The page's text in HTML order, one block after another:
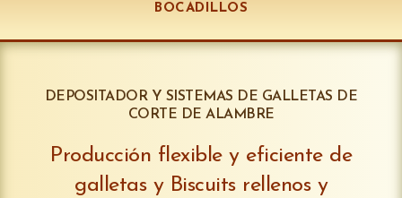
BOCADILLOS
DEPOSITADOR Y SISTEMAS DE GALLETAS DE
CORTE DE ALAMBRE
Producción flexible y eficiente de
galletas y Biscuits rellenos y